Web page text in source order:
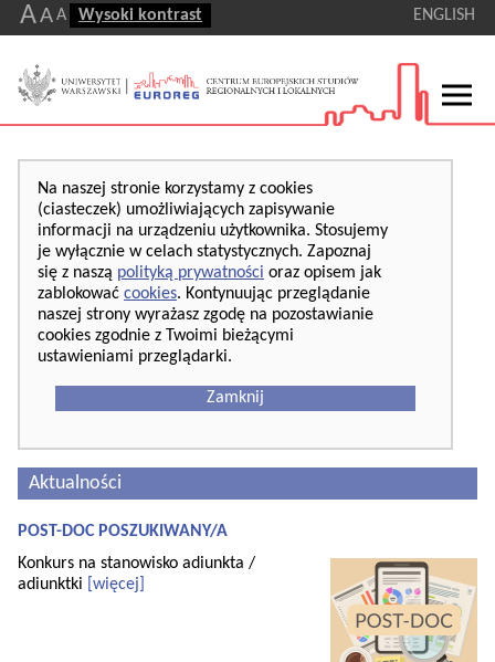
AA A Wysoki kontrast ENGLISH
Na naszej stronie korzystamy z cookies
(ciasteczek) umożliwiających zapisywanie
informacji na urządzeniu użytkownika. Stosujemy
je wyłącznie w celach statystycznych. Zapoznaj
się z naszą polityką prywatności oraz opisem jak
zablokować cookies. Kontynuując przeglądanie
naszej strony wyrażasz zgodę na pozostawianie
cookies zgodnie z Twoimi bieżącymi
ustawieniami przeglądarki.
Zamknij
Aktualności
POST-DOC POSZUKIWANY/A
Konkurs na stanowisko adiunkta /
adiunktki
[więcej]